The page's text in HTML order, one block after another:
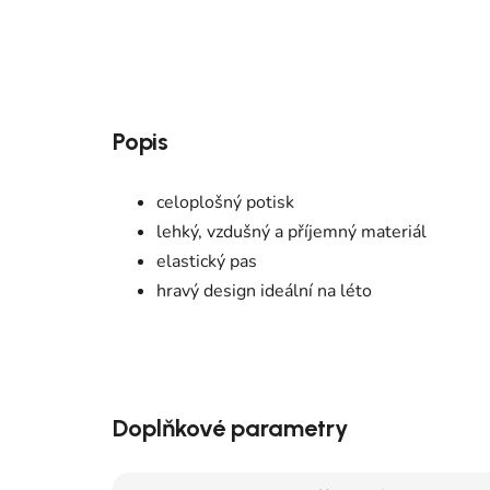
Popis
celoplošný potisk
lehký, vzdušný a příjemný materiál
elastický pas
hravý design ideální na léto
Doplňkové parametry